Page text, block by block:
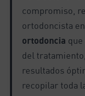
compromiso,
ortodoncista
ortodoncia
del
resultados
recopilar toda